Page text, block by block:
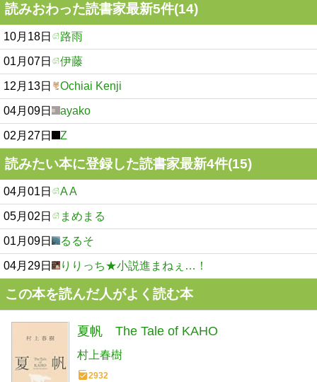
読みおわった読書家最新5件(14)
10月18日 路雨
01月07日 伊藤
12月13日 Ochiai Kenji
04月09日 ayako
02月27日 Z
読みたい本に登録した読書家最新4件(15)
04月01日 A A
05月02日 まめまる
01月09日 るるそ
04月29日 りりっち★小説進まねぇ…！
この本を読んだ人がよく読む本
夏帆 The Tale of KAHO
村上春樹
2932